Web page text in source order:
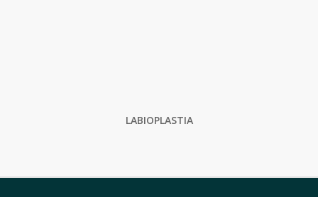
LABIOPLASTIA